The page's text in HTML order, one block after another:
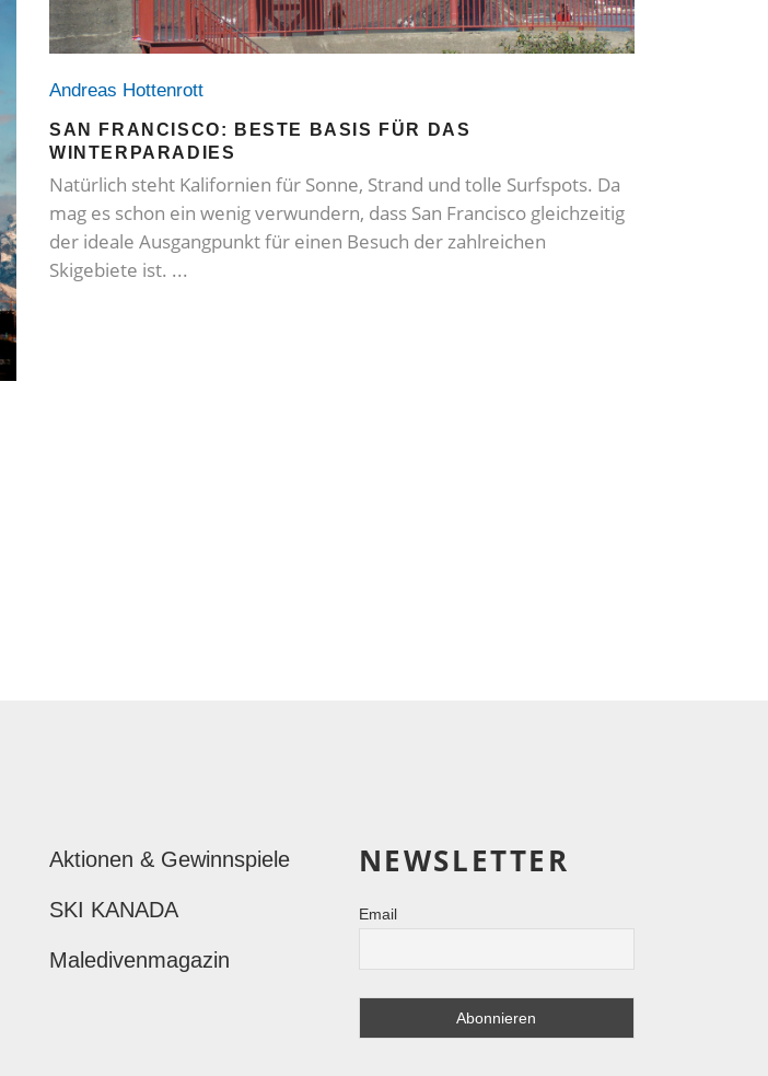
Andreas Hottenrott
SAN FRANCISCO: BESTE BASIS FÜR DAS
WINTERPARADIES
Natürlich steht Kalifornien für Sonne, Strand und tolle Surfspots. Da
mag es schon ein wenig verwundern, dass San Francisco gleichzeitig
der ideale Ausgangpunkt für einen Besuch der zahlreichen
Skigebiete ist.
Aktionen & Gewinnspiele
SKI KANADA
Maledivenmagazin
NEWSLETTER
Email